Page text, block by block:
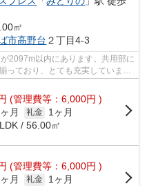
㎡
市高野台 ２丁目4-3
2097m以内にあります。共用部に
っており、とても充実していま
(管理費等：6,000円 )
月 礼金
1ヶ月
/ 56.00㎡
(管理費等：6,000円 )
月 礼金
1ヶ月